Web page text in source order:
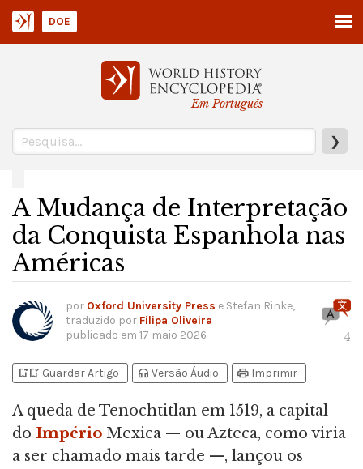
Em Português
❯
DOE
A Mudança de Interpretação
da Conquista Espanhola nas
Américas
por Oxford University Press e Stefan Rinke,
traduzido por Filipa Oliveira
publicado em 17 maio 2026 4
bookmark_addbookmark_added Guardar Artigo headphones Versão Áudio print Imprimir
A queda de Tenochtitlan em 1519, a capital
do Império Mexica — ou Azteca, como viria
a ser chamado mais tarde —, lançou os